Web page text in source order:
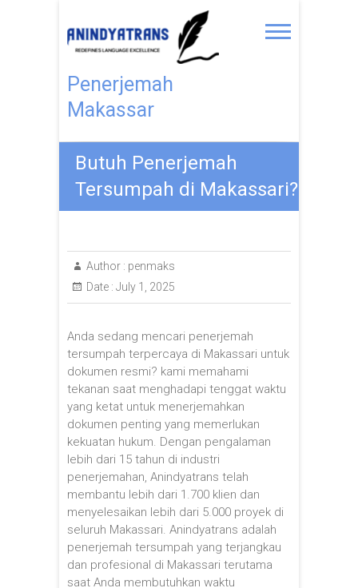
Penerjemah
Makassar
Butuh Penerjemah
Tersumpah di Makassari?
Author : penmaks
Date : July 1, 2025
Anda sedang mencari penerjemah
tersumpah terpercaya di Makassari untuk
dokumen resmi? kami memahami
tekanan saat menghadapi tenggat waktu
yang ketat untuk menerjemahkan
dokumen penting yang memerlukan
kekuatan hukum. Dengan pengalaman
lebih dari 15 tahun di industri
penerjemahan, Anindyatrans telah
membantu lebih dari 1.700 klien dan
menyelesaikan lebih dari 5.000 proyek di
seluruh Makassari. Anindyatrans adalah
penerjemah tersumpah yang terjangkau
dan profesional di Makassari terutama
saat Anda membutuhkan waktu